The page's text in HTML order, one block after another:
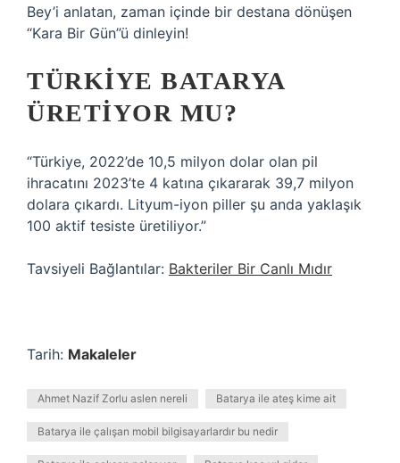
Bey’i anlatan, zaman içinde bir destana dönüşen
“Kara Bir Gün”ü dinleyin!
TÜRKIYE BATARYA
ÜRETIYOR MU?
“Türkiye, 2022’de 10,5 milyon dolar olan pil
ihracatını 2023’te 4 katına çıkararak 39,7 milyon
dolara çıkardı. Lityum-iyon piller şu anda yaklaşık
100 aktif tesiste üretiliyor.”
Tavsiyeli Bağlantılar: Bakteriler Bir Canlı Mıdır
Tarih: Makaleler
Ahmet Nazif Zorlu aslen nereli Batarya ile ateş kime ait
Batarya ile çalışan mobil bilgisayarlardır bu nedir